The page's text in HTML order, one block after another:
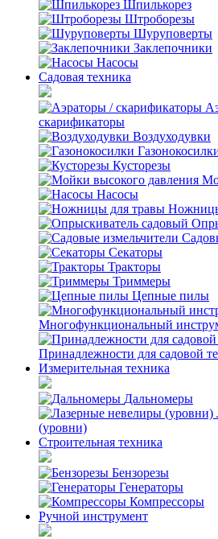
Шпилькорез
Штроборезы
Шуруповерты
Заклепочники
Насосы
Садовая техника
скарификаторы
Воздуходувки
Кусторезы
Насосы
Секаторы
Тракторы
Триммеры
Цепные пилы
Многофункциональный
Принадлежности для садовой
Измерительная техника
Дальномеры
(уровни)
Строительная техника
Бензорезы
Генераторы
Компрессоры
Ручной инструмент